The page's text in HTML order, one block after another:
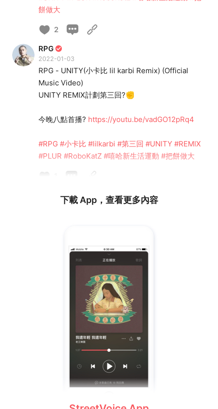
餅做大
2
RPG
2022-01-03
RPG - UNITY(小卡比 lil karbi Remix) (Official
Music Video)
UNITY REMIX計劃第三回?✊
今晚八點首播? https://youtu.be/vadGO12pRq4
#RPG #小卡比 #lilkarbi #第三回 #UNITY #REMIX
#PLUR #RoboKatZ #嘻哈新生活運動 #把餅做大
下載 App，查看更多內容